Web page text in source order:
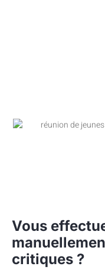
Vous
critiques ?